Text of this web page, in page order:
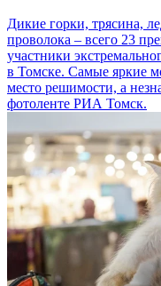
Дикие горки, трясина,
проволока – всего 23
участники
в Томске. Самые яркие
место решимости, а
фотоленте РИА Томск.